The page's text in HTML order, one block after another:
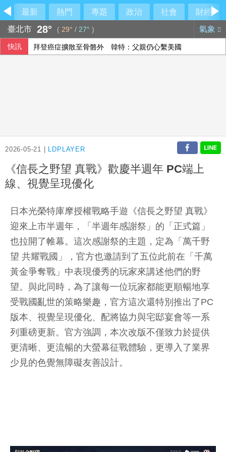
最新 熱門 專題 政治 社會
財經
臺北市 28° ( 29° / 27° ) 氣象
快訊 拜登癌症擴散至骨骼外 韓特：父親仍心繫美國
2026-05-21 | LDPLAYER
《信長之野望 真戰》歡慶半週年 PC端上
線、視覺呈現優化
日本光榮特庫摩授權戰略手遊《信長之野望 真戰》
迎來上市半週年，「半週年感謝祭」的「正式篇」
也拉開了帷幕。這次感謝祭的主題，定為「萬千野
望 共耀戰國」，官方也邀請到了五位此前在「千萬
黃金爭奪戰」中表現優秀的玩家來講述他們的野
望。與此同時，為了讓每一位玩家都能更順暢地享
受戰國亂世的策略樂趣，官方這次還特別推出了PC
版本、視覺呈現優化、配將協力與宅邸宴會等一系
列重磅更新。官方強調，本次改版不僅致力於提供
更清晰、更流暢的大螢幕征戰體驗，更導入了業界
少見的色覺無障礙友善設計。